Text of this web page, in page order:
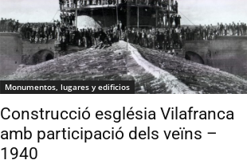
Monumentos, lugares y edificios
Construcció església Vilafranca
amb participació dels veïns –
1940